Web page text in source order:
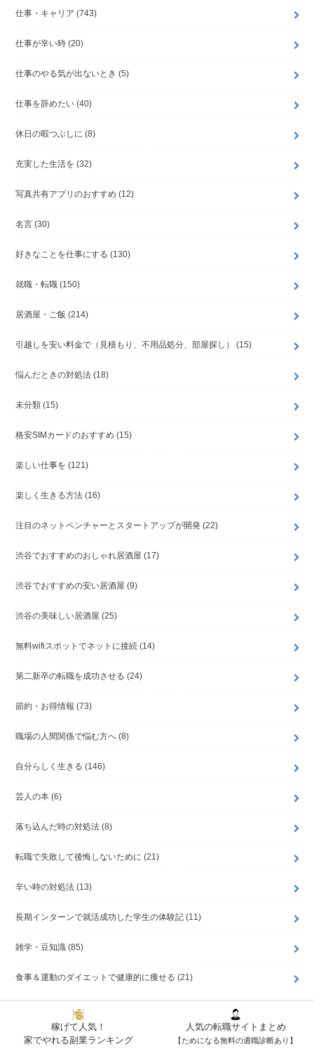
仕事・キャリア (743)
仕事が辛い時 (20)
仕事のやる気が出ないとき (5)
仕事を辞めたい (40)
休日の暇つぶしに (8)
充実した生活を (32)
写真共有アプリのおすすめ (12)
名言 (30)
好きなことを仕事にする (130)
就職・転職 (150)
居酒屋・ご飯 (214)
引越しを安い料金で（見積もり、不用品処分、部屋探し） (15)
悩んだときの対処法 (18)
未分類 (15)
格安SIMカードのおすすめ (15)
楽しい仕事を (121)
楽しく生きる方法 (16)
注目のネットベンチャーとスタートアップが開発 (22)
渋谷でおすすめのおしゃれ居酒屋 (17)
渋谷でおすすめの安い居酒屋 (9)
渋谷の美味しい居酒屋 (25)
無料wifiスポットでネットに接続 (14)
第二新卒の転職を成功させる (24)
節約・お得情報 (73)
職場の人間関係で悩む方へ (8)
自分らしく生きる (146)
芸人の本 (6)
落ち込んだ時の対処法 (8)
転職で失敗して後悔しないために (21)
辛い時の対処法 (13)
長期インターンで就活成功した学生の体験記 (11)
雑学・豆知識 (85)
食事＆運動のダイエットで健康的に痩せる (21)
稼げて人気！
家でやれる副業ランキング
人気の転職サイトまとめ
【ためになる無料の適職診断あり】